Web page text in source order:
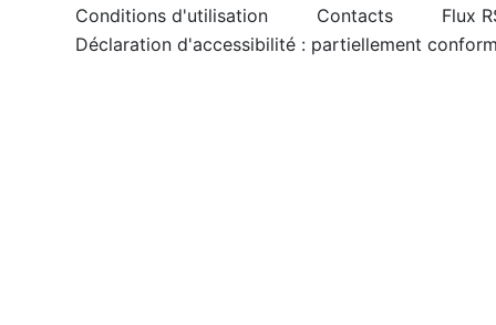
Conditions d'utilisation Contacts
Flux
Déclaration d'accessibilité : partiellement